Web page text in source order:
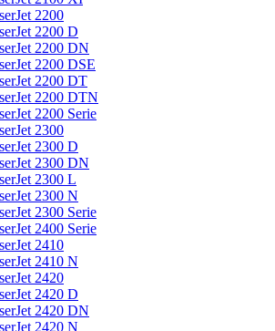
2200
2200 D
2200 DN
2200 DSE
2200 DT
2200 DTN
2200 Serie
2300
2300 D
2300 DN
2300 L
2300 N
2300 Serie
2400 Serie
2410
2410 N
2420
2420 D
2420 DN
2420 N